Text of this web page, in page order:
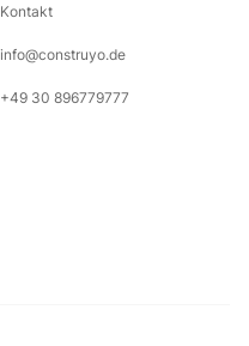
Kontakt
info@construyo.de
+49 30 896779777